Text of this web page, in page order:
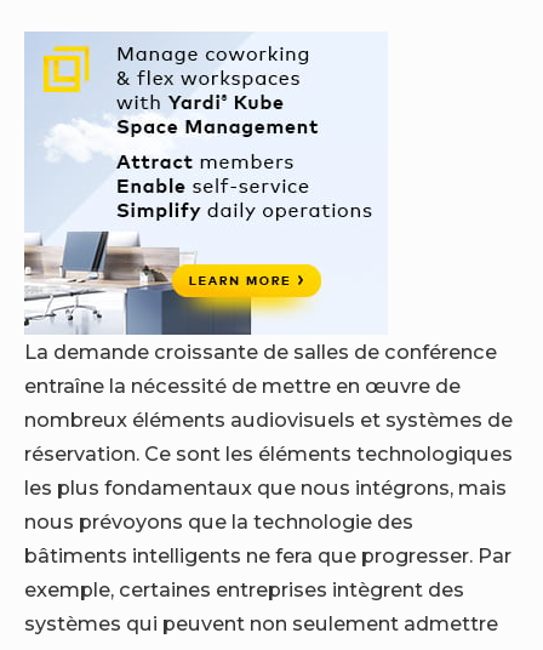
La demande croissante de salles de conférence
entraîne la nécessité de mettre en œuvre de
nombreux éléments audiovisuels et systèmes de
réservation. Ce sont les éléments technologiques
les plus fondamentaux que nous intégrons, mais
nous prévoyons que la technologie des
bâtiments intelligents ne fera que progresser. Par
exemple, certaines entreprises intègrent des
systèmes qui peuvent non seulement admettre